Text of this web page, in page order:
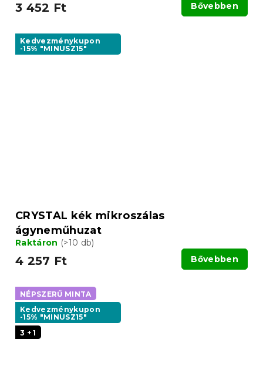
3 452 Ft Bővebben
Kedvezménykupon
-15% "MINUSZ15"
CRYSTAL kék mikroszálas
ágyneműhuzat
Raktáron (>10 db)
4 257 Ft Bővebben
NÉPSZERŰ MINTA
Kedvezménykupon
-15% "MINUSZ15"
3 + 1